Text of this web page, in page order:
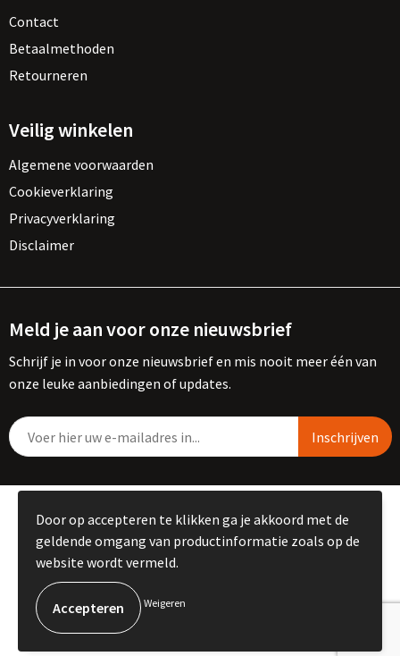
Contact
Betaalmethoden
Retourneren
Veilig winkelen
Algemene voorwaarden
Cookieverklaring
Privacyverklaring
Disclaimer
Meld je aan voor onze nieuwsbrief
Schrijf je in voor onze nieuwsbrief en mis nooit meer één van
onze leuke aanbiedingen of updates.
© Copyright Kemme B.V. 2023
Door op accepteren te klikken ga je akkoord met de
geldende omgang van productinformatie zoals op de
website wordt vermeld.
Weigeren